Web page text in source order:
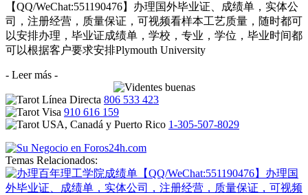
【QQ/WeChat:551190476】办理国外毕业证、成绩单，实体公
司，注册经营，质量保证，可视频看样本工艺质量，随时都可
以安排办理，毕业证成绩单，学校，专业，学位，毕业时间都
可以根据客户要求安排Plymouth University
- Leer más -
806 533 423
910 616 159
1-305-507-8029
Temas Relacionados: